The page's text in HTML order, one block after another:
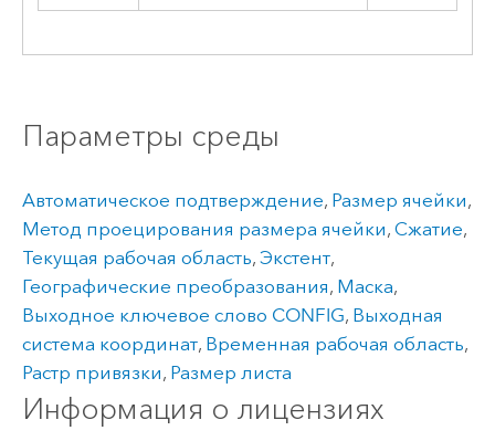
Параметры среды
Автоматическое подтверждение, Размер ячейки,
Метод проецирования размера ячейки, Сжатие,
Текущая рабочая область, Экстент,
Географические преобразования, Маска,
Выходное ключевое слово CONFIG, Выходная
система координат, Временная рабочая область,
Растр привязки, Размер листа
Информация о лицензиях